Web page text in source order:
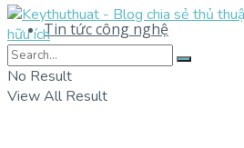
Tin tức công nghệ
No Result
View All Result